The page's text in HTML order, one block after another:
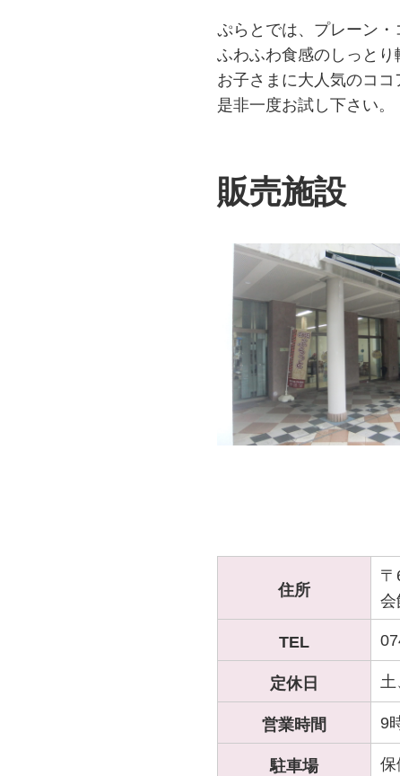
ぷらとでは、プレーン・
ふわふわ食感のしっとり
お子さまに大人気のココ
是非一度お試し下さい。
販売施設
住所
会
TEL
定休日
営業時間 9
駐車場 保